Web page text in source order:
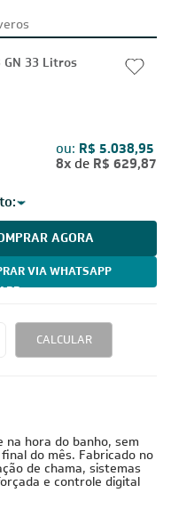
GN 33 Litros
ou: R$ 5.038,95
8x de R$ 629,87
AGORA
VIA WHATSAPP
CALCULAR
na hora do banho, sem
do mês. Fabricado no
de chama, sistemas
e controle digital